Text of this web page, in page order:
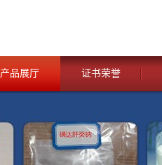
产品展厅 证书荣誉